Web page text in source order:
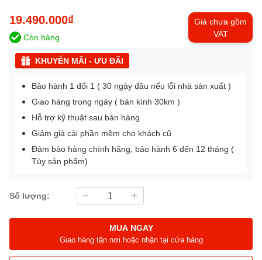
19.490.000₫
Giá chưa gồm
VAT
Còn hàng
KHUYẾN MÃI - ƯU ĐÃI
Bảo hành 1 đổi 1 ( 30 ngày đầu nếu lỗi nhà sản xuất )
Giao hàng trong ngày ( bán kính 30km )
Hỗ trợ kỹ thuật sau bán hàng
Giảm giá cài phần mềm cho khách cũ
Đảm bảo hàng chính hãng, bảo hành 6 đến 12 tháng (
Tùy sản phẩm)
Số lượng:
MUA NGAY
Giao hàng tận nơi hoặc nhận tại cửa hàng